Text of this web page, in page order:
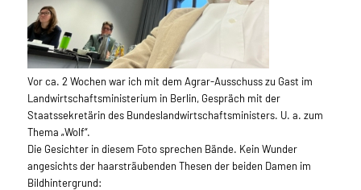
Vor ca. 2 Wochen war ich mit dem Agrar-Ausschuss zu Gast im
Landwirtschaftsministerium in Berlin, Gespräch mit der
Staatssekretärin des Bundeslandwirtschaftsministers. U. a. zum
Thema „Wolf“.
Die Gesichter in diesem Foto sprechen Bände. Kein Wunder
angesichts der haarsträubenden Thesen der beiden Damen im
Bildhintergrund: